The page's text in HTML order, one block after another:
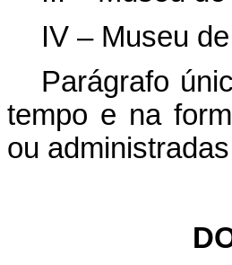
IV – Museu
Parágrafo
tempo e na
ou